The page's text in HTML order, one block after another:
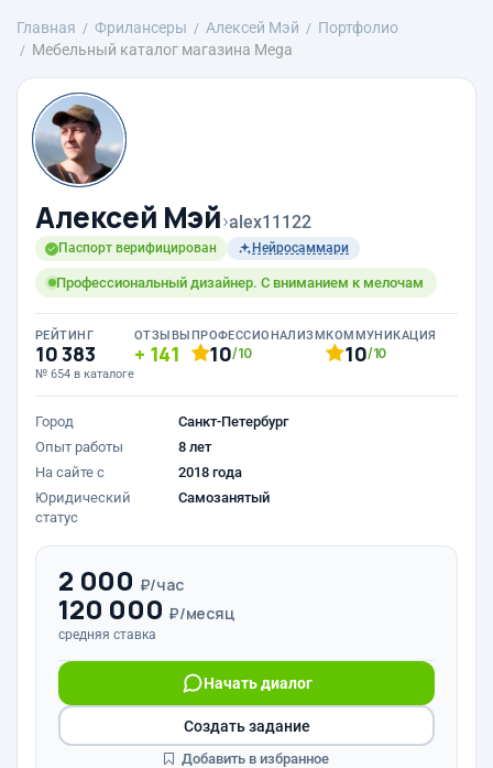
Главная Фрилансеры Алексей Мэй
Портфолио
Мебельный каталог магазина Mega
Алексей Мэй›alex11122
Паспорт верифицирован Нейросаммари
Профессиональный дизайнер. С вниманием к мелочам
РЕЙТИНГ
10 383
№ 654 в каталоге
ОТЗЫВЫ
141
ПРОФЕССИОНАЛИЗМ
10/10
КОММУНИКАЦИЯ
10/10
Город
Санкт-Петербург
Опыт работы
8 лет
На сайте с
2018 года
Юридический
статус
Самозанятый
2 000 ₽/час
120 000 ₽/месяц
средняя ставка
Начать диалог
Создать задание
Добавить в избранное